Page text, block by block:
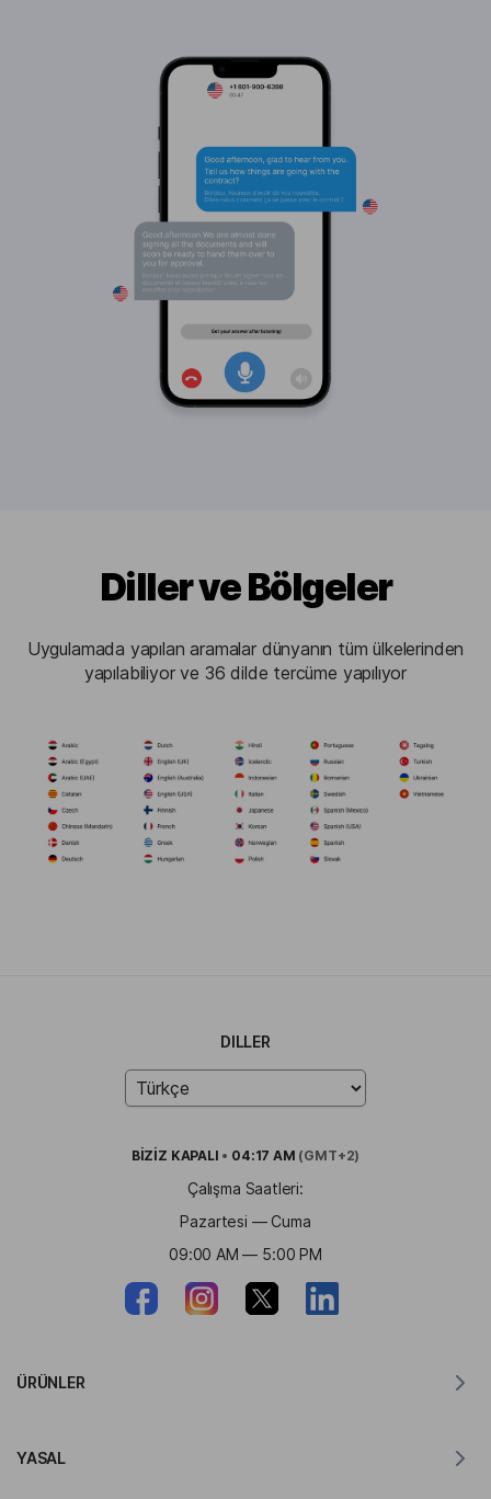
Diller ve Bölgeler
Uygulamada yapılan aramalar dünyanın tüm ülkelerinden
yapılabiliyor ve 36 dilde tercüme yapılıyor
DILLER
BİZİZ KAPALI • 04:17 AM (GMT+2)
Çalışma Saatleri:
Pazartesi — Cuma
09:00 AM — 5:00 PM
ÜRÜNLER
YASAL